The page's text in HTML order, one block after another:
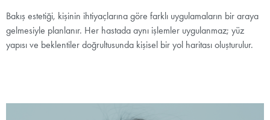
Bakış estetiği, kişinin ihtiyaçlarına göre farklı uygulamaların bir araya
gelmesiyle planlanır. Her hastada aynı işlemler uygulanmaz; yüz
yapısı ve beklentiler doğrultusunda kişisel bir yol haritası oluşturulur.